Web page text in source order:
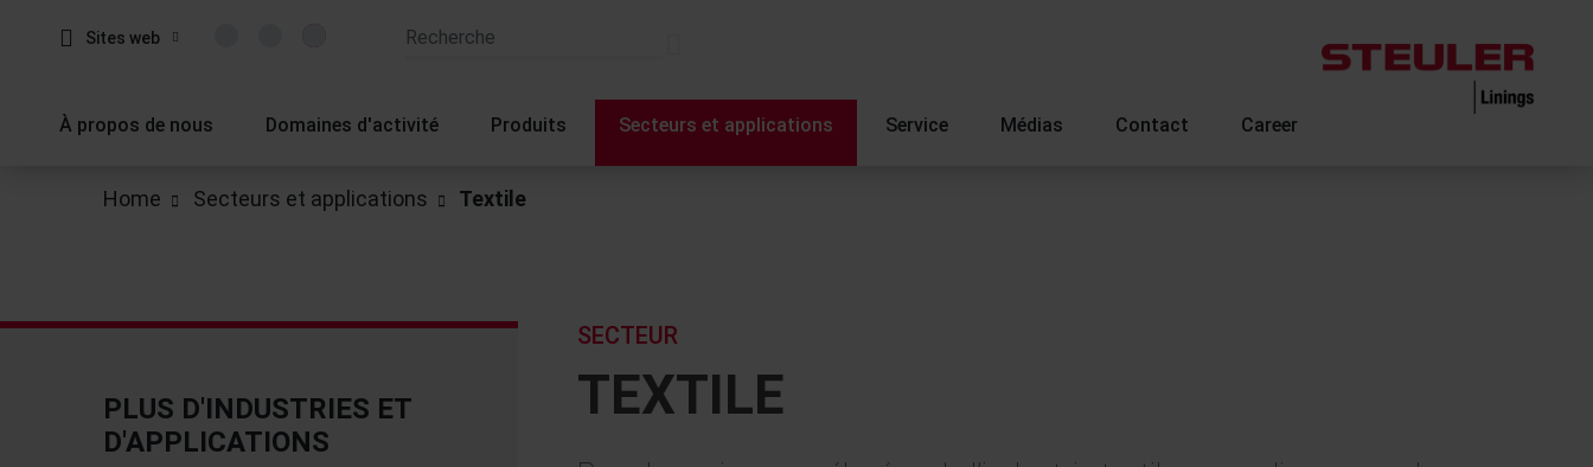
Sites web
À propos de nous Domaines d'activité Produits Secteurs et applications Service Médias Contact Career
Home Secteurs et applications Textile
PLUS D'INDUSTRIES ET
D'APPLICATIONS
TEXTILE
SECTEUR